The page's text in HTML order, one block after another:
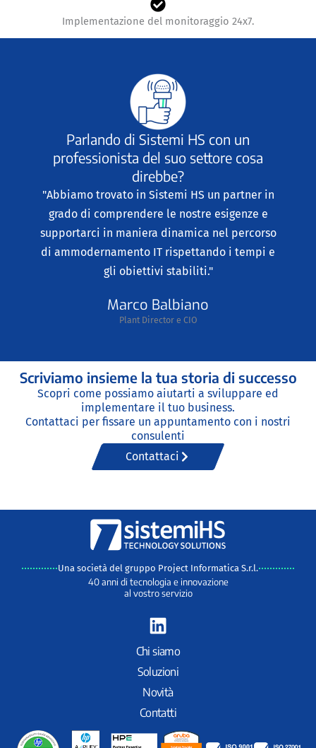
Implementazione del monitoraggio 24x7.
Parlando di Sistemi HS con un
professionista del suo settore cosa
direbbe?
"Abbiamo trovato in Sistemi HS un partner in
grado di comprendere le nostre esigenze e
supportarci in maniera dinamica nel percorso
di ammodernamento IT rispettando i tempi e
gli obiettivi stabiliti."
Marco Balbiano
Plant Director e CIO
Scriviamo insieme la tua storia di successo
Scopri come possiamo aiutarti a sviluppare ed
implementare il tuo business.
Contattaci per fissare un appuntamento con i nostri
consulenti
Contattaci
Una società del gruppo Project Informatica S.r.l.
40 anni di tecnologia e innovazione
al vostro servizio
i
n
k
e
d
i
n
Chi siamo
Soluzioni
Novità
Contatti